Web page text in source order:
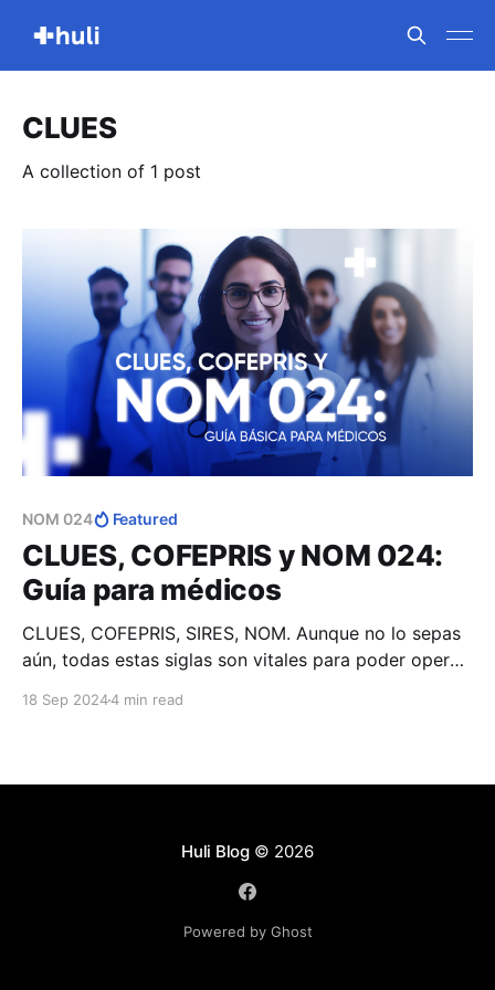
CLUES
A collection of 1 post
NOM 024 Featured
CLUES, COFEPRIS y NOM 024:
Guía para médicos
CLUES, COFEPRIS, SIRES, NOM. Aunque no lo sepas
aún, todas estas siglas son vitales para poder operar
18 Sep 20244 min read
Huli Blog© 2026
Powered by Ghost